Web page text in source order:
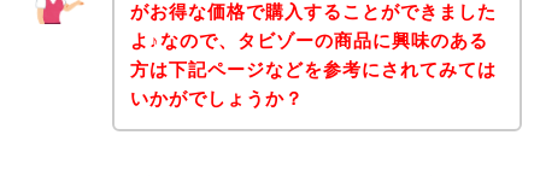
がお得な価格で購入することができました
よ♪なので、タビゾーの商品に興味のある
方は下記ページなどを参考にされてみては
いかがでしょうか？